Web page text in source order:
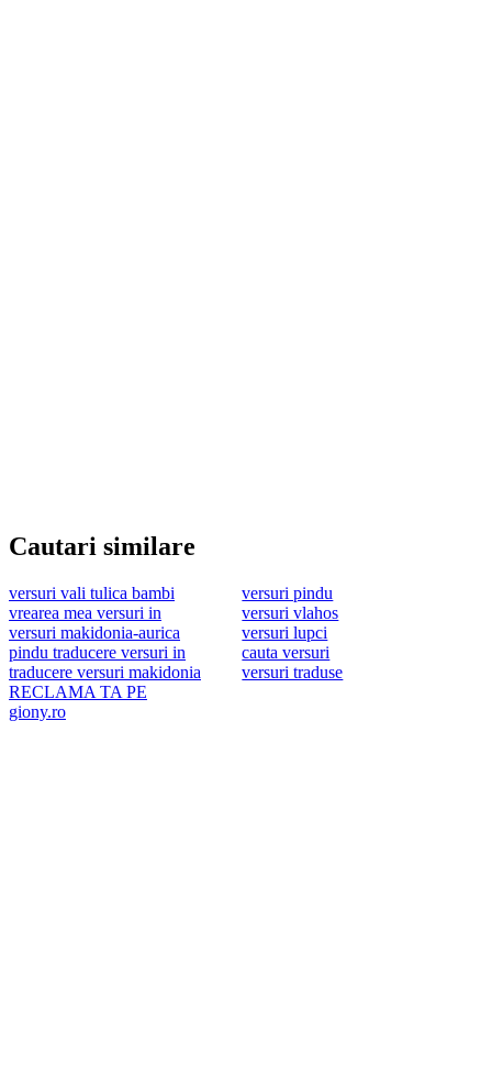
Cautari similare
versuri vali tulica bambi
versuri pindu
vrearea mea versuri in
versuri vlahos
versuri makidonia-aurica
versuri lupci
pindu traducere versuri in
cauta versuri
traducere versuri makidonia
versuri traduse
RECLAMA TA PE
giony.ro